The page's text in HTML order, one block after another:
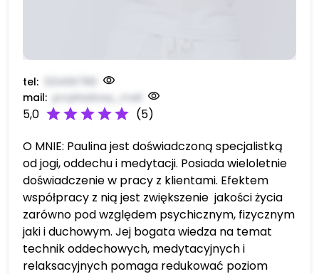
tel:
mail: przykładowy_mail
5,0 starstarstarstarstar (5)
O MNIE: Paulina jest doświadczoną specjalistką
od jogi, oddechu i medytacji. Posiada wieloletnie
doświadczenie w pracy z klientami. Efektem
współpracy z nią jest zwiększenie jakości życia
zarówno pod względem psychicznym, fizycznym
jaki i duchowym. Jej bogata wiedza na temat
technik oddechowych, medytacyjnych i
relaksacyjnych pomaga redukować poziom